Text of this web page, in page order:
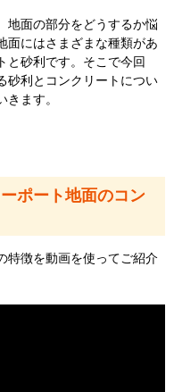
地面の部分をどうするか悩
面にはさまざまな種類があ
と砂利です。そこで今回
砂利とコンクリートについ
ます。
ポート地面のコン
特徴を動画を使ってご紹介